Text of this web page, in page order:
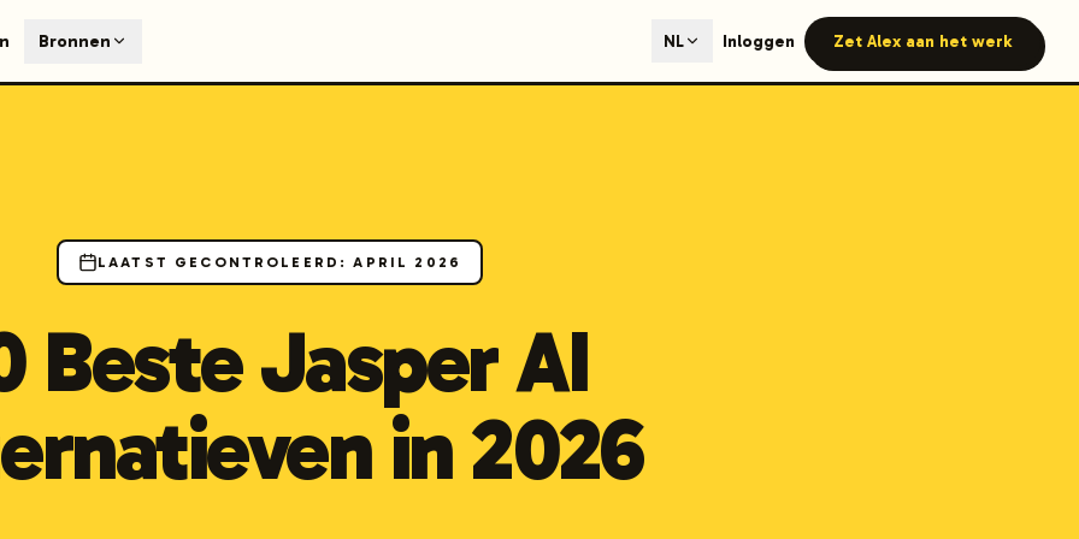
engines like ChatGPT, Claude, and Perplexity. Automated content generation with GEO optimization built-in.
on LinkedIn Watch Launchmind on YouTube Follow Launchmind on Instagram
Bronnen NL Inloggen Zet Alex aan het werk
LAATST GECONTROLEERD :APRIL 2026
Beste Jasper AI
in 2026